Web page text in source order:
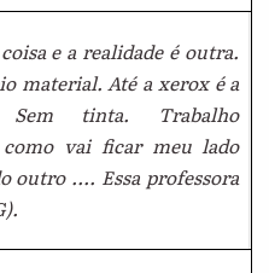
e a realidade é outra.
material. Até a xerox é a
Sem tinta. Trabalho
vai ficar meu lado
outro .... Essa professora